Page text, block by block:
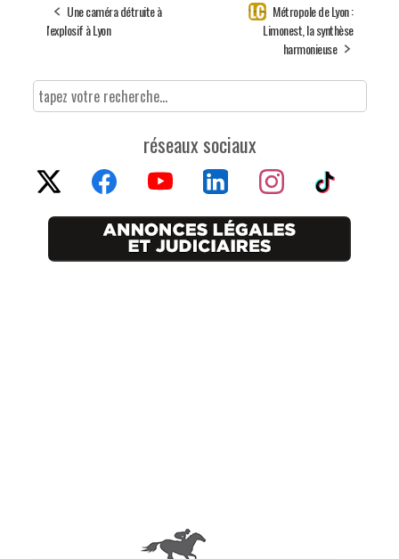
Une caméra détruite à
l'explosif à Lyon
Métropole de Lyon :
Limonest, la synthèse
harmonieuse
réseaux sociaux